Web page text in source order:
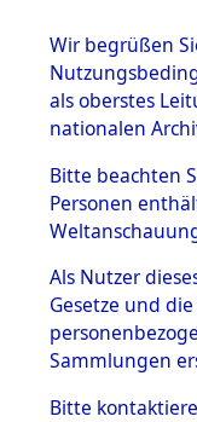
BESTÄNDE
1.
mente
5.
5.3
5.3.1
Wir begrüßen
als oberstes
nationalen
Bitte beachten
Personen
Als Nutzer
Gesetze und
Sammlungen
Bitte